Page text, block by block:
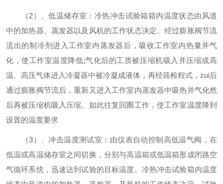
（2）、低温储存室：冷热冲击试验箱箱内温度状态由风道
中的加热器、蒸发器以及风机的工作状态决定。经过膨胀阀节流
流出的制冷剂进入工作室内蒸发器后，吸收工作室内热量并气
化，使工作室温度降低;气化后的工质被压缩机吸入并压缩成高
温、高压气体进入冷凝器中被冷凝成液体，再经筛检程式，zui后
通过膨胀阀节流后，重新又进入工作室内蒸发器中吸热并气化然
后再被压缩机吸入压缩。如此往复回圈工作，使工作室温度降到
设置的温度要求
（3）、冲击温度测试室：由仪表自动控制高低温气阀，在
低温或高温储存室之间切换，分别与高温箱或低温箱形成闭路空
气循环系统，迅速达到试验的目标温度。冷热冲击试验箱内温度